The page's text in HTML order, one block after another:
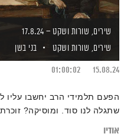
שירים, שורות ושקט – 17.8.24
שירים, שורות ושקט
בני בשן
15.08.24
01:00:02
הפעם תלמידי הרב יחשבו עליו
שתגלה לנו סוד. ומוסיקה?
אודיו